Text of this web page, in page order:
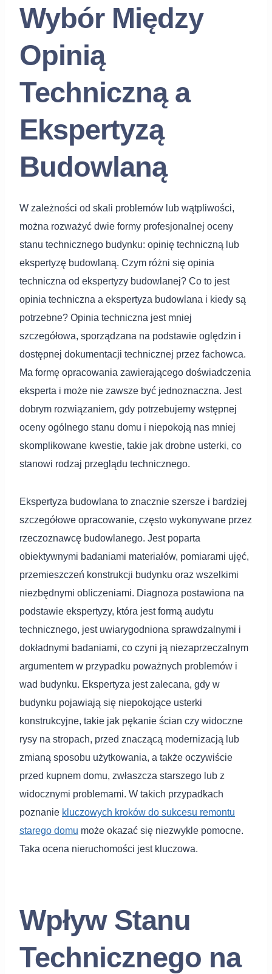
Wybór Między
Opinią
Techniczną a
Ekspertyzą
Budowlaną
W zależności od skali problemów lub wątpliwości,
można rozważyć dwie formy profesjonalnej oceny
stanu technicznego budynku: opinię techniczną lub
ekspertyzę budowlaną. Czym różni się opinia
techniczna od ekspertyzy budowlanej? Co to jest
opinia techniczna a ekspertyza budowlana i kiedy są
potrzebne? Opinia techniczna jest mniej
szczegółowa, sporządzana na podstawie oględzin i
dostępnej dokumentacji technicznej przez fachowca.
Ma formę opracowania zawierającego doświadczenia
eksperta i może nie zawsze być jednoznaczna. Jest
dobrym rozwiązaniem, gdy potrzebujemy wstępnej
oceny ogólnego stanu domu i niepokoją nas mniej
skomplikowane kwestie, takie jak drobne usterki, co
stanowi rodzaj przeglądu technicznego.
Ekspertyza budowlana to znacznie szersze i bardziej
szczegółowe opracowanie, często wykonywane przez
rzeczoznawcę budowlanego. Jest poparta
obiektywnymi badaniami materiałów, pomiarami ujęć,
przemieszczeń konstrukcji budynku oraz wszelkimi
niezbędnymi obliczeniami. Diagnoza postawiona na
podstawie ekspertyzy, która jest formą audytu
technicznego, jest uwiarygodniona sprawdzalnymi i
dokładnymi badaniami, co czyni ją niezaprzeczalnym
argumentem w przypadku poważnych problemów i
wad budynku. Ekspertyza jest zalecana, gdy w
budynku pojawiają się niepokojące usterki
konstrukcyjne, takie jak pękanie ścian czy widoczne
rysy na stropach, przed znaczącą modernizacją lub
zmianą sposobu użytkowania, a także oczywiście
przed kupnem domu, zwłaszcza starszego lub z
widocznymi problemami. W takich przypadkach
poznanie kluczowych kroków do sukcesu remontu
starego domu może okazać się niezwykle pomocne.
Taka ocena nieruchomości jest kluczowa.
Wpływ Stanu
Technicznego na